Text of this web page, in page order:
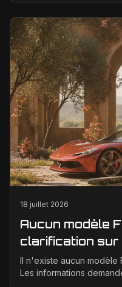
18 juillet 2026
Aucun modèle
clarification
Il n'existe aucun modèle
Les informations